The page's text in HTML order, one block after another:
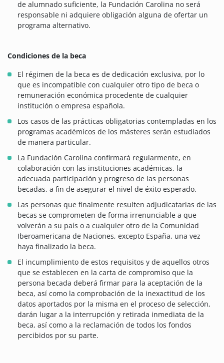
de alumnado suficiente, la Fundación Carolina no será
responsable ni adquiere obligación alguna de ofertar un
programa alternativo.
Condiciones de la beca
El régimen de la beca es de dedicación exclusiva, por lo
que es incompatible con cualquier otro tipo de beca o
remuneración económica procedente de cualquier
institución o empresa española.
Los casos de las prácticas obligatorias contempladas en los
programas académicos de los másteres serán estudiados
de manera particular.
La Fundación Carolina confirmará regularmente, en
colaboración con las instituciones académicas, la
adecuada participación y progreso de las personas
becadas, a fin de asegurar el nivel de éxito esperado.
Las personas que finalmente resulten adjudicatarias de las
becas se comprometen de forma irrenunciable a que
volverán a su país o a cualquier otro de la Comunidad
Iberoamericana de Naciones, excepto España, una vez
haya finalizado la beca.
El incumplimiento de estos requisitos y de aquellos otros
que se establecen en la carta de compromiso que la
persona becada deberá firmar para la aceptación de la
beca, así como la comprobación de la inexactitud de los
datos aportados por la misma en el proceso de selección,
darán lugar a la interrupción y retirada inmediata de la
beca, así como a la reclamación de todos los fondos
percibidos por su parte.